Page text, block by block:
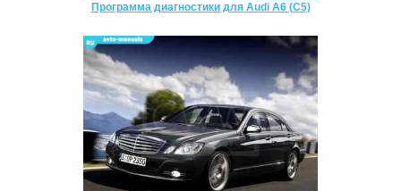
Программа диагностики для Audi A6 (C5)